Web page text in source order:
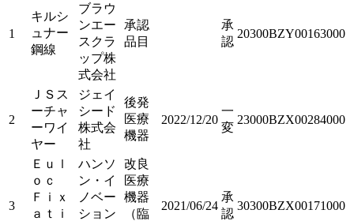
1
キルシ
ュナー
鋼線
ブラウ
ンエー
スクラ
ップ株
式会社
承認
品目
承
認
20300BZY00163000
2
ＪＳス
ーチャ
ーワイ
ヤー
ジェイ
シード
株式会
社
後発
医療
機器
2022/12/20
一
変
23000BZX00284000
3
Ｅｕｌ
ｏｃ
Ｆｉｘ
ａｔｉ
ハンソ
ン・イ
ノベー
ション
改良
医療
機器
（臨
2021/06/24
承
認
30300BZX00171000